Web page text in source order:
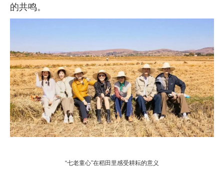
的共鸣。
“七老童心”在稻田里感受耕耘的意义